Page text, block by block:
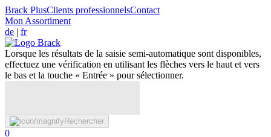
Brack PlusClients professionnelsContact
Mon Assortiment
de | fr
Lorsque les résultats de la saisie semi-automatique sont disponibles,
effectuez une vérification en utilisant les flèches vers le haut et vers
le bas et la touche « Entrée » pour sélectionner.
Rechercher
0